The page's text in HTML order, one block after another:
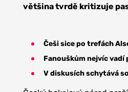
většina tvrdě kritizuje
Češi sice po trefách
Fanouškům nejvíc
V diskusích schytává